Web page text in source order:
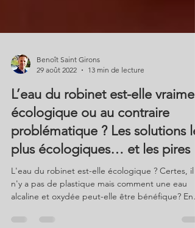
29 août 2022
13 min de lecture
L’eau du robinet est-elle
écologique ou au contraire
problématique ? Les solutions
plus écologiques… et les pires !
L'eau du robinet est-elle écologique ? Certes, il